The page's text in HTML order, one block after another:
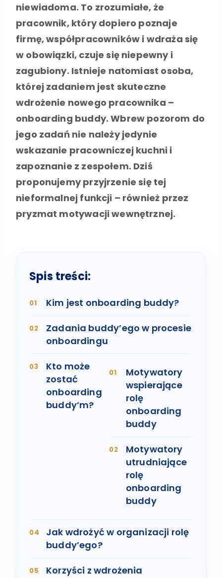
niewiadoma. To zrozumiałe, że
pracownik, który dopiero poznaje
firmę, współpracowników i wdraża się
w obowiązki, czuje się niepewny i
zagubiony. Istnieje natomiast osoba,
której zadaniem jest skuteczne
wdrożenie nowego pracownika –
onboarding buddy. Wbrew pozorom do
jego zadań nie należy jedynie
wskazanie pracowniczej kuchni i
zapoznanie z zespołem. Dziś
proponujemy przyjrzenie się tej
nieformalnej funkcji – również przez
pryzmat motywacji wewnętrznej.
Spis treści:
Kim jest onboarding buddy?
Zadania buddy’ego w procesie
onboardingu
Kto może
zostać
onboarding
buddy’m?
Motywatory
wspierające
rolę
onboarding
buddy
Motywatory
utrudniające
rolę
onboarding
buddy
Jak wdrożyć w organizacji rolę
buddy’ego?
Korzyści z wdrożenia